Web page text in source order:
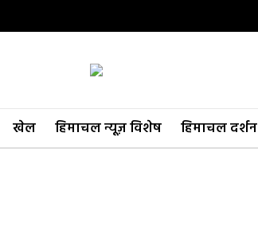
खेल हिमाचल न्यूज़ विशेष हिमाचल दर्शन